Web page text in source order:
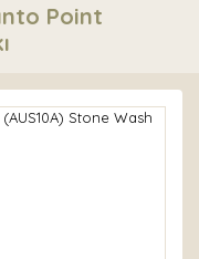
Point